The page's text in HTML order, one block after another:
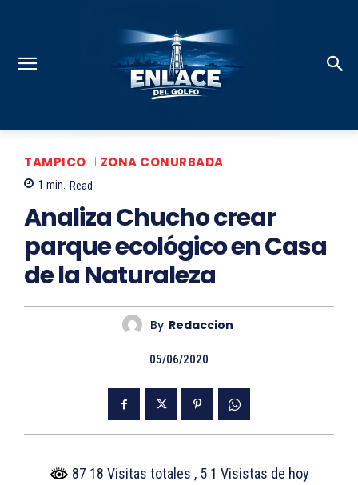
TAMPICO ZONA CONURBADA
1 min. Read
Analiza Chucho crear
parque ecológico en Casa
de la Naturaleza
By Redaccion
05/06/2020
87 18 Visitas totales , 5 1 Visistas de hoy